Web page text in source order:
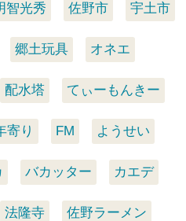
智光秀 佐野市 宇土市
郷土玩具 オネエ
配水塔 てぃーもんきー
寄り FM ようせい
バカッター カエデ
法隆寺 佐野ラーメン